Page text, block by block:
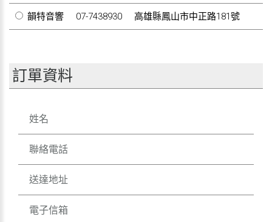
韻特音響 07-7438930 高雄縣鳳山市中正路181號
訂單資料